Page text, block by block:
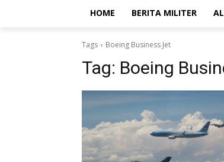
HOME BERITA MILITER
Tags Boeing Business Jet
Tag: Boeing